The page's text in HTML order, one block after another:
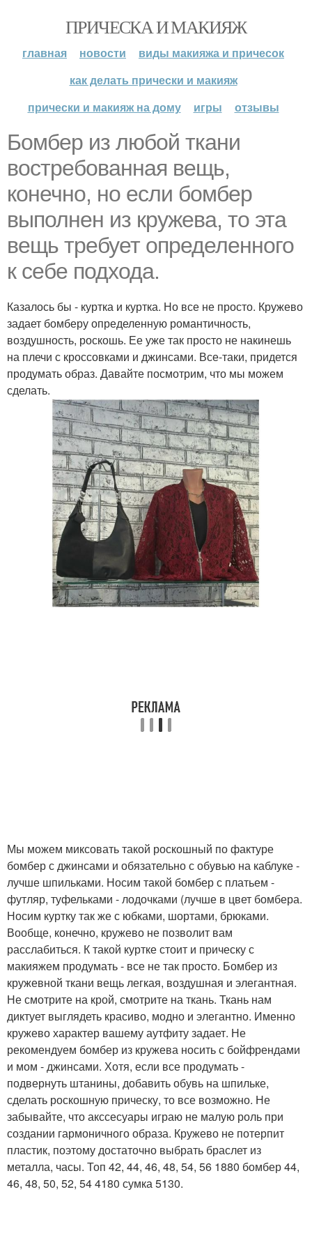
ПРИЧЕСКА И МАКИЯЖ
главная новости
виды макияжа и причесок
как делать прически и макияж
прически и макияж на дому
игры отзывы
Бомбер из любой ткани
востребованная вещь,
конечно, но если бомбер
выполнен из кружева, то эта
вещь требует определенного
к себе подхода.
Казалось бы - куртка и куртка. Но все не просто. Кружево
задает бомберу определенную романтичность,
воздушность, роскошь. Ее уже так просто не накинешь
на плечи с кроссовками и джинсами. Все-таки, придется
продумать образ. Давайте посмотрим, что мы можем
сделать.
Мы можем миксовать такой роскошный по фактуре
бомбер с джинсами и обязательно с обувью на каблуке -
лучше шпильками. Носим такой бомбер с платьем -
футляр, туфельками - лодочками (лучше в цвет бомбера.
Носим куртку так же с юбками, шортами, брюками.
Вообще, конечно, кружево не позволит вам
расслабиться. К такой куртке стоит и прическу с
макияжем продумать - все не так просто. Бомбер из
кружевной ткани вещь легкая, воздушная и элегантная.
Не смотрите на крой, смотрите на ткань. Ткань нам
диктует выглядеть красиво, модно и элегантно. Именно
кружево характер вашему аутфиту задает. Не
рекомендуем бомбер из кружева носить с бойфрендами
и мом - джинсами. Хотя, если все продумать -
подвернуть штанины, добавить обувь на шпильке,
сделать роскошную прическу, то все возможно. Не
забывайте, что акссесуары играю не малую роль при
создании гармоничного образа. Кружево не потерпит
пластик, поэтому достаточно выбрать браслет из
металла, часы. Топ 42, 44, 46, 48, 54, 56 1880 бомбер 44,
46, 48, 50, 52, 54 4180 сумка 5130.